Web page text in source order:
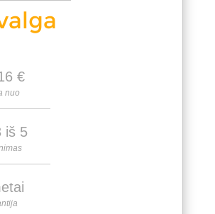
€
nuo
iš 5